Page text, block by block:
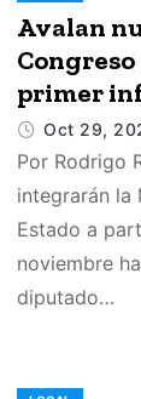
Avalan
primer
Oct 29,
Por Rodrigo
integrarán la
Estado a
noviembre
diputado…